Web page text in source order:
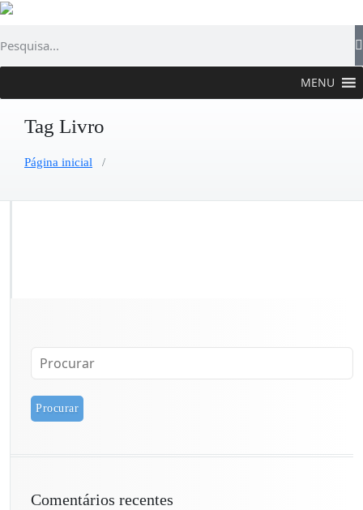
MENU
Tag Livro
Página inicial /
Comentários recentes